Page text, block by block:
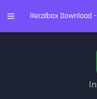
Recalbox Download